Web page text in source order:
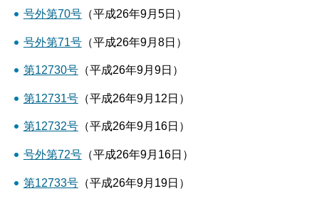
号外第70号（平成26年9月5日）
号外第71号（平成26年9月8日）
第12730号（平成26年9月9日）
第12731号（平成26年9月12日）
第12732号（平成26年9月16日）
号外第72号（平成26年9月16日）
第12733号（平成26年9月19日）